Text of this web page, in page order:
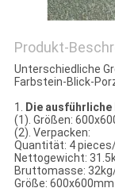
Produkt-
Unterschiedliche
Farbstein-Blick-
1. Die
(1). Größen:
(2). Verpacken:
Quantität: 4
Nettogewicht:
Bruttomasse:
Größe: 600x600mm